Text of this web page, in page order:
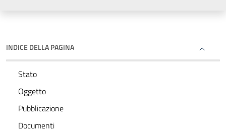
INDICE DELLA PAGINA
Stato
Oggetto
Pubblicazione
Documenti